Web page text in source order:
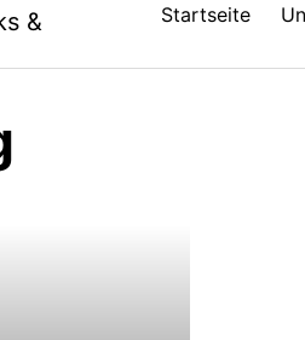
&
Startseite